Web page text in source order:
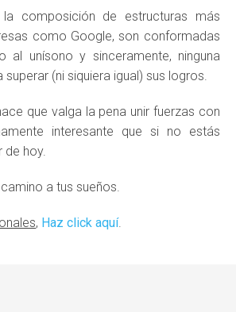
composición de estructuras más
como Google, son conformadas
al unísono y sinceramente, ninguna
(ni siquiera igual) sus logros.
que valga la pena unir fuerzas con
interesante que si no estás
de hoy.
a tus sueños.
, Haz click aquí.